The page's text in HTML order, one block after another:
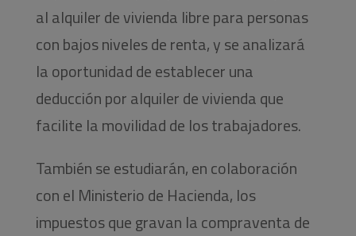
al alquiler de vivienda libre para personas
con bajos niveles de renta, y se analizará
la oportunidad de establecer una
deducción por alquiler de vivienda que
facilite la movilidad de los trabajadores.
También se estudiarán, en colaboración
con el Ministerio de Hacienda, los
impuestos que gravan la compraventa de